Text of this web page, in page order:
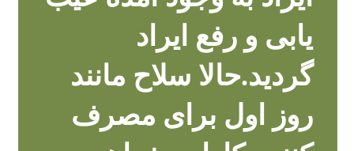
یابی و رفع ایراد
گردید.حالا سلاح مانند
روز اول برای مصرف